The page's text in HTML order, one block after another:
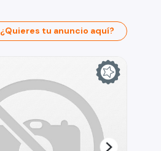
¿Quieres tu anuncio aquí?